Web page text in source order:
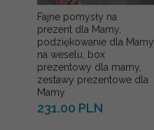
Fajne pomysły na
prezent dla Mamy,
podziękowanie dla Mamy
na weselu, box
prezentowy dla mamy,
zestawy prezentowe dla
Mamy
231.00 PLN